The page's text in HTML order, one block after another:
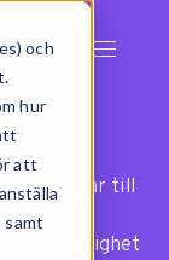
och
hur
att
samt
till
för
full möjlighet